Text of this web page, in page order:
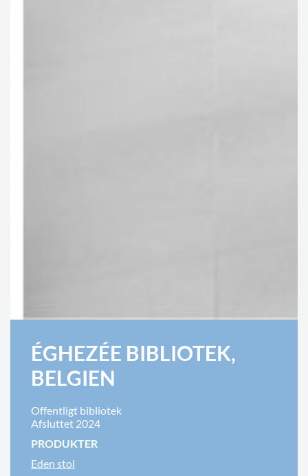
ÉGHEZÉE BIBLIOTEK,
BELGIEN
Offentligt bibliotek
Afsluttet 2024
PRODUKTER
Eden stol